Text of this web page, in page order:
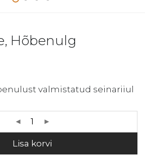
Hõbenulg
valmistatud seinariiul
Lisa korvi